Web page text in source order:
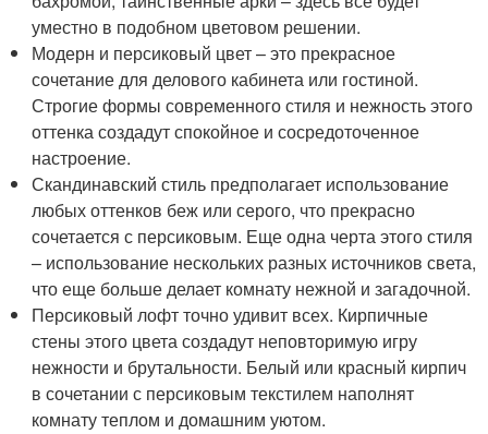
уместно в подобном цветовом решении.
Модерн и персиковый цвет – это прекрасное
сочетание для делового кабинета или гостиной.
Строгие формы современного стиля и нежность этого
оттенка создадут спокойное и сосредоточенное
настроение.
Скандинавский стиль предполагает использование
любых оттенков беж или серого, что прекрасно
сочетается с персиковым. Еще одна черта этого стиля
– использование нескольких разных источников света,
что еще больше делает комнату нежной и загадочной.
Персиковый лофт точно удивит всех. Кирпичные
стены этого цвета создадут неповторимую игру
нежности и брутальности. Белый или красный кирпич
в сочетании с персиковым текстилем наполнят
комнату теплом и домашним уютом.